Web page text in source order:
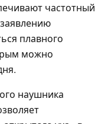
частотный
плавного
можно
наушника